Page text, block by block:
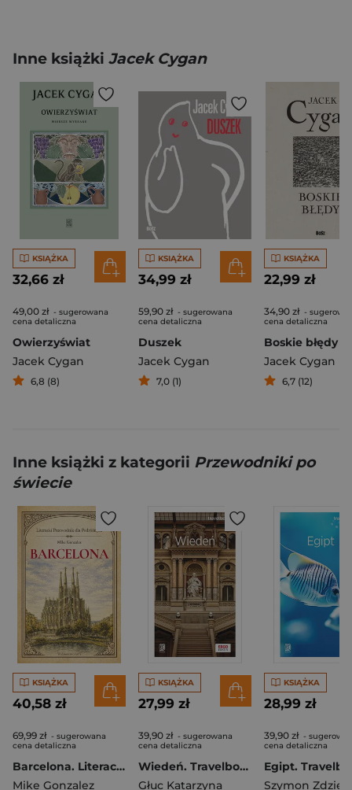
Inne książki Jacek Cygan
KSIĄŻKA
32,66 zł
49,00 zł - sugerowana
cena detaliczna
Owierzyświat
Jacek Cygan
6,8 (8)
KSIĄŻKA
34,99 zł
59,90 zł - sugerowana
cena detaliczna
Duszek
Jacek Cygan
7,0 (1)
KSIĄŻKA
22,99 zł
34,90 zł -
cena detaliczna
Boskie błędy
Jacek Cygan
6,7 (12)
Inne książki z kategorii Przewodniki po
świecie
KSIĄŻKA
40,58 zł
69,99 zł - sugerowana
cena detaliczna
Barcelona. Literacki przewodnik dla podróżnych
Mike Gonzalez
KSIĄŻKA
27,99 zł
39,90 zł - sugerowana
cena detaliczna
Wiedeń. Travelbook wyd. 3
Głuc Katarzyna
KSIĄŻKA
28,99 zł
39,90 zł -
cena detaliczna